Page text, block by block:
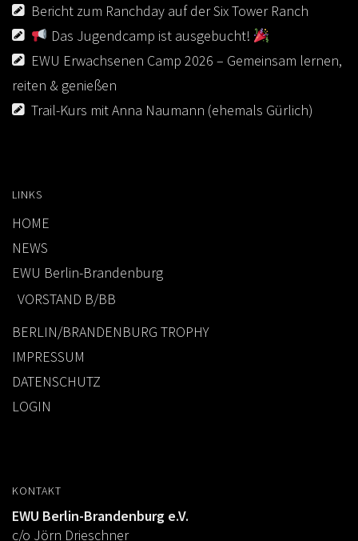
Bericht zum Ranchday auf der Six Tower Ranch
Das Jugendcamp ist ausgebucht!
EWU Erwachsenen Camp 2026 – Gemeinsam lernen,
reiten & genießen
Trail-Kurs mit Anna Naumann (ehemals Gürlich)
LINKS
HOME
NEWS
EWU Berlin-Brandenburg
VORSTAND B/BB
BERLIN/BRANDENBURG TROPHY
IMPRESSUM
DATENSCHUTZ
LOGIN
KONTAKT
EWU Berlin-Brandenburg e.V.
c/o Jörn Drieschner